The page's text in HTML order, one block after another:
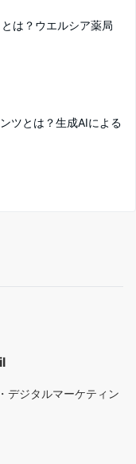
は？ウエルシア薬局
ツとは？生成AIによる
デジタルマーケティン